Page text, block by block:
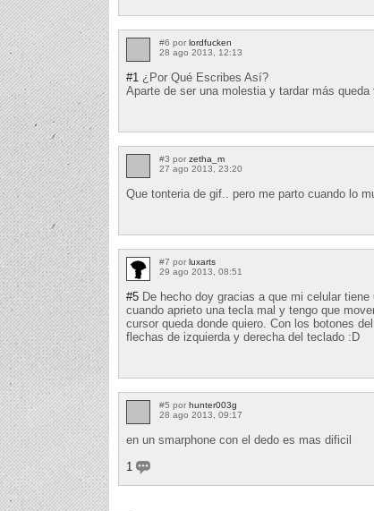
#6 por lordfucken
28 ago 2013, 12:13
#1 ¿Por Qué Escribes Así?
Aparte de ser una molestia y tardar más queda
#3 por zetha_m
27 ago 2013, 23:20
Que tonteria de gif.. pero me parto cuando lo
#7 por luxarts
29 ago 2013, 08:51
#5 De hecho doy gracias a que mi celular
cuando aprieto una tecla mal y tengo que
cursor queda donde quiero. Con los botones
flechas de izquierda y derecha del teclado :D
#5 por hunter003g
28 ago 2013, 09:17
en un smarphone con el dedo es mas dificil
1